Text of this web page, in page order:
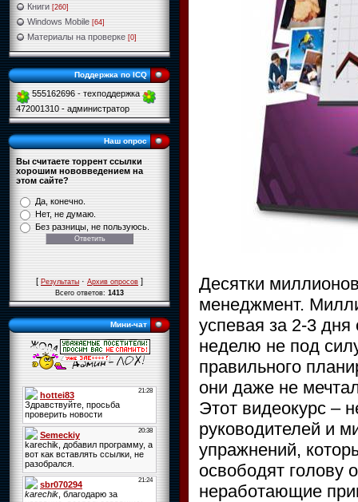
Книги [260]
Windows Mobile [64]
Материалы на проверке [0]
Поддержка по ICQ
555162696 - техподдержка
472001310 - администратор
Наш опрос
Вы считаете торрент ссылки
хорошим нововведением на
этом сайте?
Да, конечно.
Нет, не думаю.
Без разницы, не пользуюсь.
[Результаты·Архив опросов]
Всего ответов:1413
Мини-чат
Десятки
менеджмент.
успевая за 2-3 дня
неделю не под
правильного
они даже не
Этот видеокурс –
руководителей и
упражнений,
освободят голову
неработающие